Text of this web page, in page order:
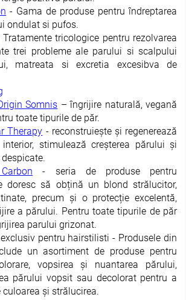
- Gama de produse pentru îndreptarea
ondulat si pufos.
Tratamente tricologice pentru rezolvarea
trei probleme ale parului si scalpului
matreata si excretia excesibva de
Somnis – îngrijire naturală, vegană
toate tipurile de păr.
Therapy - reconstruiește și regenerează
stimulează creșterea părului și
- seria de produse pentru
doresc să obțină un blond strălucitor,
precum și o protecție excelentă,
a părului. Pentru toate tipurile de păr
parului grizonat.
pentru hairstilisti - Produsele din
un asortiment de produse pentru
vopsirea și nuantarea părului,
părului vopsit sau decolorat pentru a
și strălucirea.